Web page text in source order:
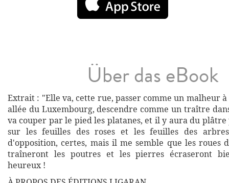
Über das eBook
Extrait : "Elle va, cette rue, passer comme un malheur
allée du Luxembourg, descendre comme un traître
va couper par le pied les platanes, et il y aura du plâtre
sur les feuilles des roses et les feuilles des
d'opposition, certes, mais il me semble que les roues
traîneront les poutres et les pierres écraseront
heureux !